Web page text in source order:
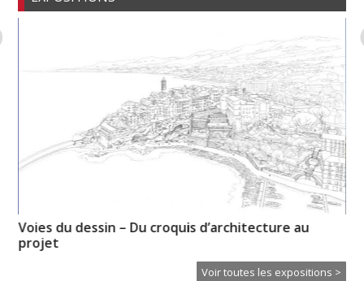
Voies du dessin – Du croquis d’architecture au
projet
Voir toutes les expositions >